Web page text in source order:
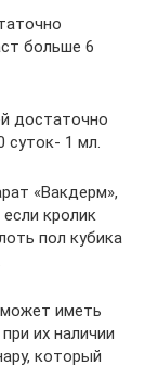
больше 6
достаточно
суток- 1 мл.
«Вакдерм»,
кролик
пол кубика
иметь
их наличии
который